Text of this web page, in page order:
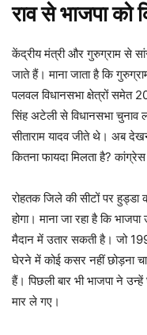
राव से भाजपा को
केंद्रीय मंत्री और गुरुग्राम से
जाते हैं। माना जाता है कि
पलवल विधानसभा क्षेत्रों समेत
सिंह अटेली से विधानसभा
सीताराम यादव जीते थे। अब
कितना फायदा मिलता है?
रोहतक जिले की सीटों पर हुड्डा
होगा। माना जा रहा है कि
मैदान में उतार सकती है। जो
घेरने में कोई कसर नहीं छोड़ना
हैं। पिछली बार भी भाजपा ने
मार ले गए।